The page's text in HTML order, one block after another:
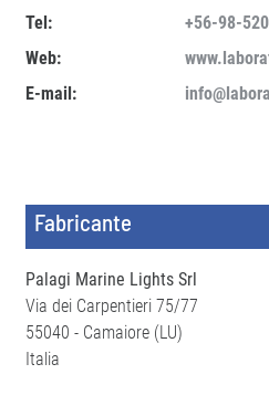
Tel:
+56-98-
Web:
E-mail:
Fabricante
Palagi Marine Lights Srl
Via dei Carpentieri 75/77
55040 - Camaiore (LU)
Italia